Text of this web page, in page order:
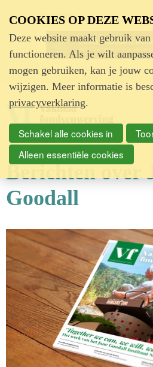
Advertentie
Berichten over
Goodall
COOKIES OP DEZE
Deze website maakt gebruik
functioneren. Als je wilt
mogen gebruiken, kan je jouw
wijzigen. Meer informatie is
privacyverklaring.
Schakel alle cookies in
Alleen essentiële cookies